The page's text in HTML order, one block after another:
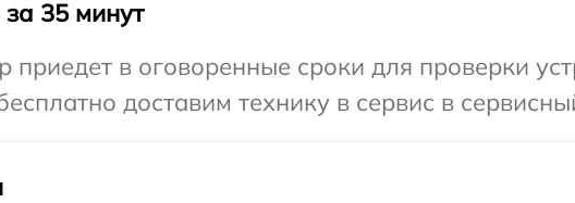
35 минут
в оговоренные сроки для проверки
доставим технику в сервис в